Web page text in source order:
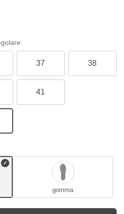
37 38
41
gomma